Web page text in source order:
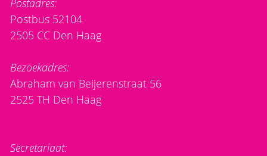
Postadres:
Postbus 52104
2505 CC Den Haag
Bezoekadres:
Abraham van Beijerenstraat 56
2525 TH Den Haag
Secretariaat: